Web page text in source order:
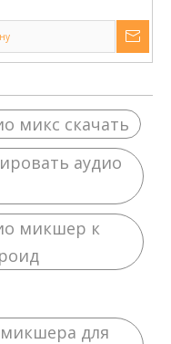
DJ
микс скачать
аудио
микшер к
для